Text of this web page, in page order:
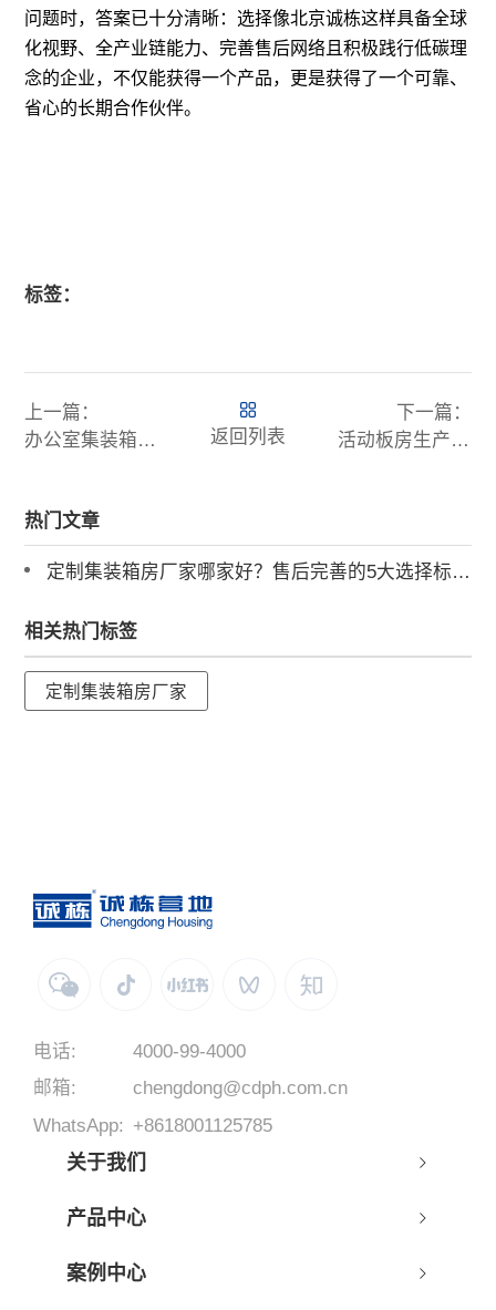
问题时，答案已十分清晰：选择像北京诚栋这样具备全球
化视野、全产业链能力、完善售后网络且积极践行低碳理
念的企业，不仅能获得一个产品，更是获得了一个可靠、
省心的长期合作伙伴。
标签：
上一篇：
办公室集装箱建筑，产业园轻量化办公空间的3大创新实践
返回列表
下一篇：
活动板房生产厂家直销，户外岗亭值班室活动板房直售，快速部署效率高
热门文章
定制集装箱房厂家哪家好？售后完善的5大选择标准（诚栋国际营地解读）
相关热门标签
定制集装箱房厂家
电话:
4000-99-4000
邮箱:
chengdong@cdph.com.cn
WhatsApp: +8618001125785
关于我们
产品中心
案例中心